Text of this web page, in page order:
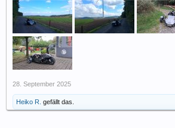
28. September 2025
Heiko R. gefällt das.